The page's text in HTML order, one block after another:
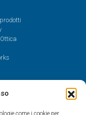
come i cookie per